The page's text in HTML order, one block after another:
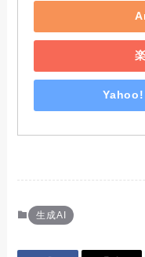
Yahoo!
生成AI